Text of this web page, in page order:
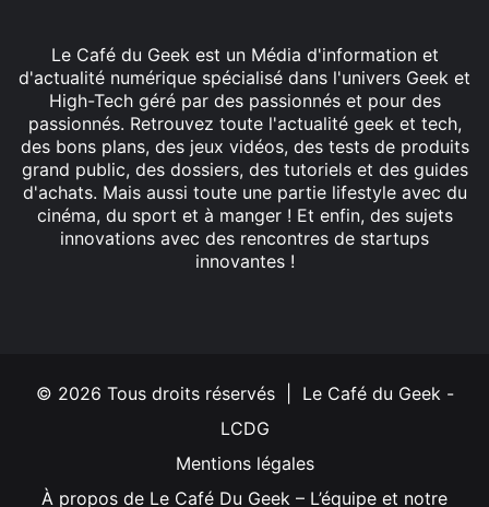
Le Café du Geek est un Média d'information et
d'actualité numérique spécialisé dans l'univers Geek et
High-Tech géré par des passionnés et pour des
passionnés. Retrouvez toute l'actualité geek et tech,
des bons plans, des jeux vidéos, des tests de produits
grand public, des dossiers, des tutoriels et des guides
d'achats. Mais aussi toute une partie lifestyle avec du
cinéma, du sport et à manger ! Et enfin, des sujets
innovations avec des rencontres de startups
innovantes !
© 2026 Tous droits réservés | Le Café du Geek -
LCDG
Mentions légales
À propos de Le Café Du Geek – L’équipe et notre